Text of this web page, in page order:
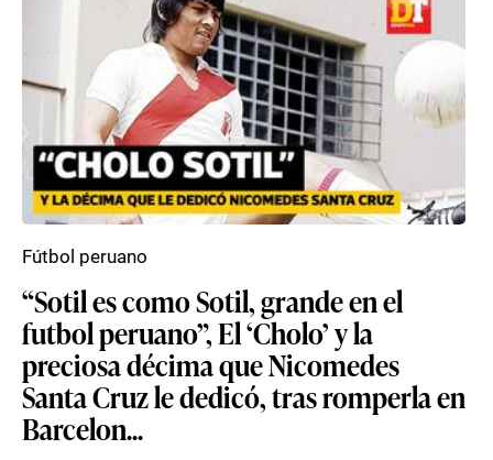
“Sotil es como Sotil, grande en el
futbol peruano”, El ‘Cholo’ y la
preciosa décima que Nicomedes
Santa Cruz le dedicó, tras romperla en
Barcelon...
Fútbol peruano